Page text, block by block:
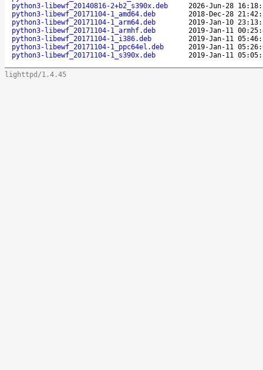
python3-libewf_20140816-2+b2_s390x.deb
2026-Jun-28
python3-libewf_20171104-1_amd64.deb
2018-Dec-28
python3-libewf_20171104-1_arm64.deb
2019-Jan-10
python3-libewf_20171104-1_armhf.deb
2019-Jan-11
python3-libewf_20171104-1_i386.deb
2019-Jan-11
python3-libewf_20171104-1_ppc64el.deb
2019-Jan-11
python3-libewf_20171104-1_s390x.deb
2019-Jan-11
lighttpd/1.4.45